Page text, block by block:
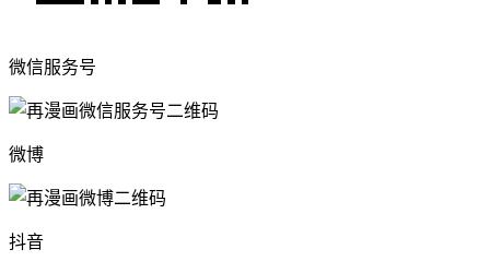
微信服务号
微博
抖音